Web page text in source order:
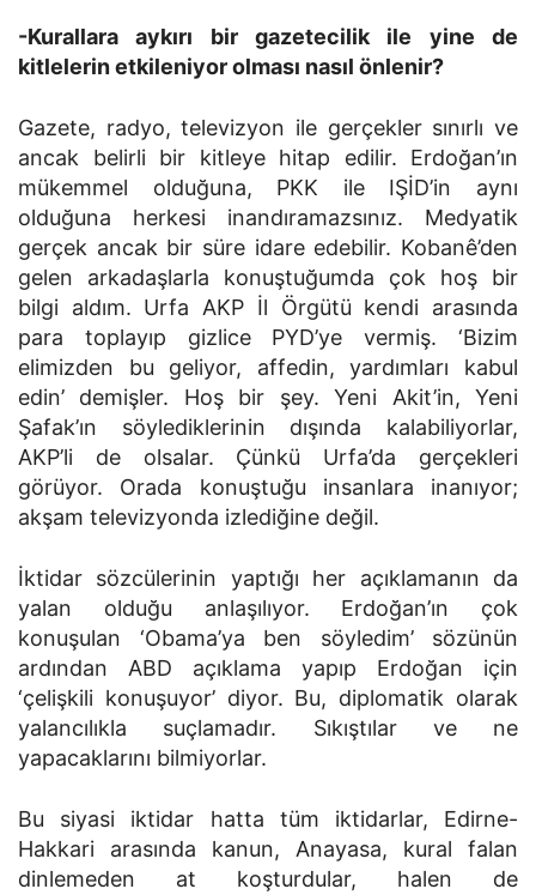
-Kurallara aykırı bir gazetecilik ile yine de
kitlelerin etkileniyor olması nasıl önlenir?
Gazete, radyo, televizyon ile gerçekler sınırlı ve
ancak belirli bir kitleye hitap edilir. Erdoğan’ın
mükemmel olduğuna, PKK ile IŞİD’in aynı
olduğuna herkesi inandıramazsınız. Medyatik
gerçek ancak bir süre idare edebilir. Kobanê’den
gelen arkadaşlarla konuştuğumda çok hoş bir
bilgi aldım. Urfa AKP İl Örgütü kendi arasında
para toplayıp gizlice PYD’ye vermiş. ‘Bizim
elimizden bu geliyor, affedin, yardımları kabul
edin’ demişler. Hoş bir şey. Yeni Akit’in, Yeni
Şafak’ın söylediklerinin dışında kalabiliyorlar,
AKP’li de olsalar. Çünkü Urfa’da gerçekleri
görüyor. Orada konuştuğu insanlara inanıyor;
akşam televizyonda izlediğine değil.
İktidar sözcülerinin yaptığı her açıklamanın da
yalan olduğu anlaşılıyor. Erdoğan’ın çok
konuşulan ‘Obama’ya ben söyledim’ sözünün
ardından ABD açıklama yapıp Erdoğan için
‘çelişkili konuşuyor’ diyor. Bu, diplomatik olarak
yalancılıkla suçlamadır. Sıkıştılar ve ne
yapacaklarını bilmiyorlar.
Bu siyasi iktidar hatta tüm iktidarlar, Edirne-
Hakkari arasında kanun, Anayasa, kural falan
dinlemeden at koşturdular, halen de